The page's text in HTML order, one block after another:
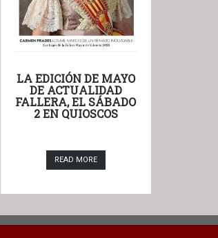
LA EDICIÓN DE MAYO
DE ACTUALIDAD
FALLERA, EL SÁBADO
2 EN QUIOSCOS
READ MORE